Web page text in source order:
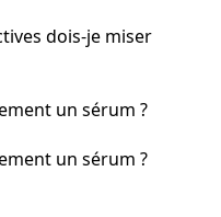
dois-je miser
un sérum ?
un sérum ?